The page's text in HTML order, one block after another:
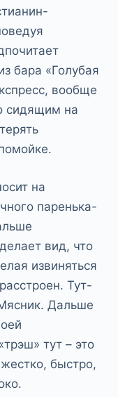
бара «Голубая
вообще
сидящим на
на
паренька-
вид, что
извиняться
Тут-
Дальше
тут – это
быстро,